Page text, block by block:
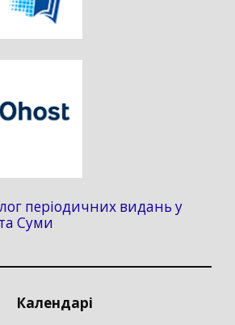
періодичних видань у
Суми
Календарі